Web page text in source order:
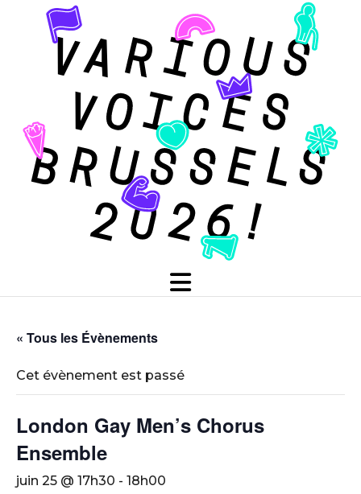
« Tous les Évènements
Cet évènement est passé
London Gay Men’s Chorus
Ensemble
juin 25 @ 17h30 - 18h00